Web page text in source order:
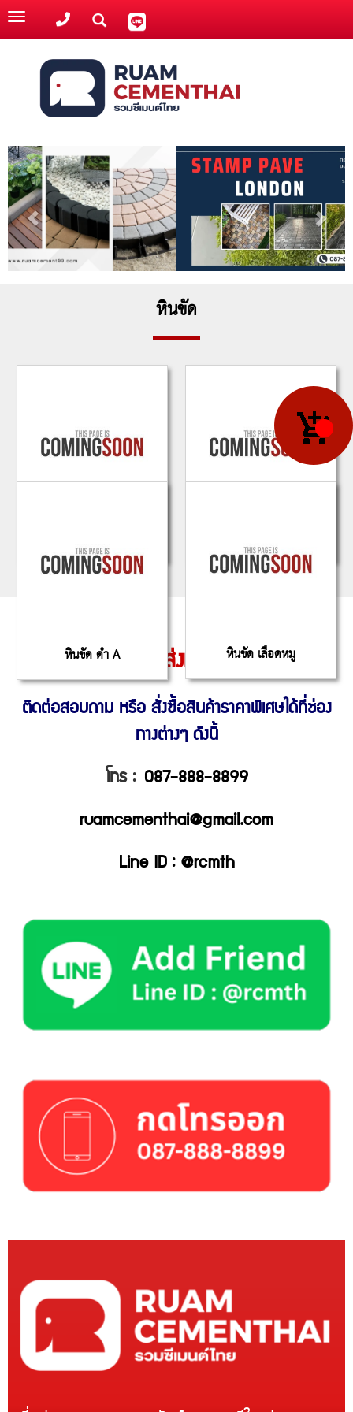
Toggle
navigation
หินขัด
หินขัด ดำ A หินขัด เลือดหมู
บริการจัดส่งทั่วประเทศ
ติดต่อสอบถาม หรือ สั่งซื้อสินค้าราคาพิเศษได้ที่ช่อง
ทางต่างๆ ดังนี้
โทร : 087-888-8899
ruamcementhai@gmail.com
Line ID : @rcmth